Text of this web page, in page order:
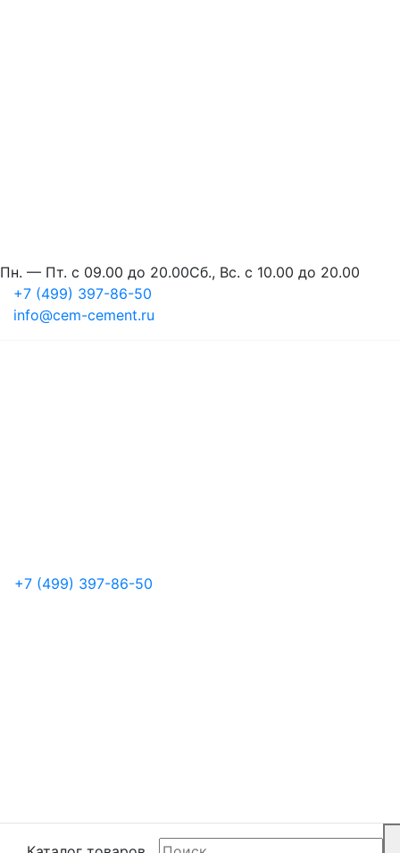
Пн. — Пт. с 09.00 до 20.00Сб., Вс. с 10.00 до 20.00
+7 (499) 397-86-50
info@cem-cement.ru
+7 (499) 397-86-50